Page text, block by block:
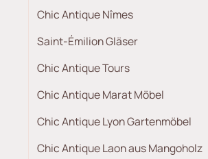
Chic Antique Nîmes
Saint-Émilion Gläser
Chic Antique Tours
Chic Antique Marat Möbel
Chic Antique Lyon Gartenmöbel
Chic Antique Laon aus Mangoholz